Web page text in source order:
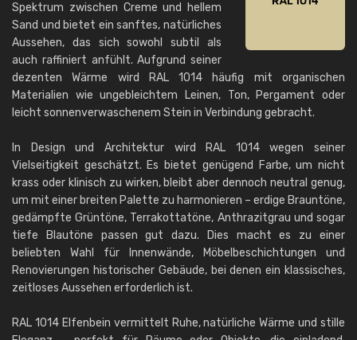
Spektrum zwischen Creme und hellem
Sand und bietet ein sanftes, natürliches
Aussehen, das sich sowohl subtil als
auch raffiniert anfühlt. Aufgrund seiner
dezenten Wärme wird RAL 1014 häufig mit organischen
Materialien wie ungebleichtem Leinen, Ton, Pergament oder
leicht sonnenverwaschenem Stein in Verbindung gebracht.
In Design und Architektur wird RAL 1014 wegen seiner
Vielseitigkeit geschätzt. Es bietet genügend Farbe, um nicht
krass oder klinisch zu wirken, bleibt aber dennoch neutral genug,
um mit einer breiten Palette zu harmonieren – erdige Brauntöne,
gedämpfte Grüntöne, Terrakottatöne, Anthrazitgrau und sogar
tiefe Blautöne passen gut dazu. Dies macht es zu einer
beliebten Wahl für Innenwände, Möbelbeschichtungen und
Renovierungen historischer Gebäude, bei denen ein klassisches,
zeitloses Aussehen erforderlich ist.
RAL 1014 Elfenbein vermittelt Ruhe, natürliche Wärme und stille